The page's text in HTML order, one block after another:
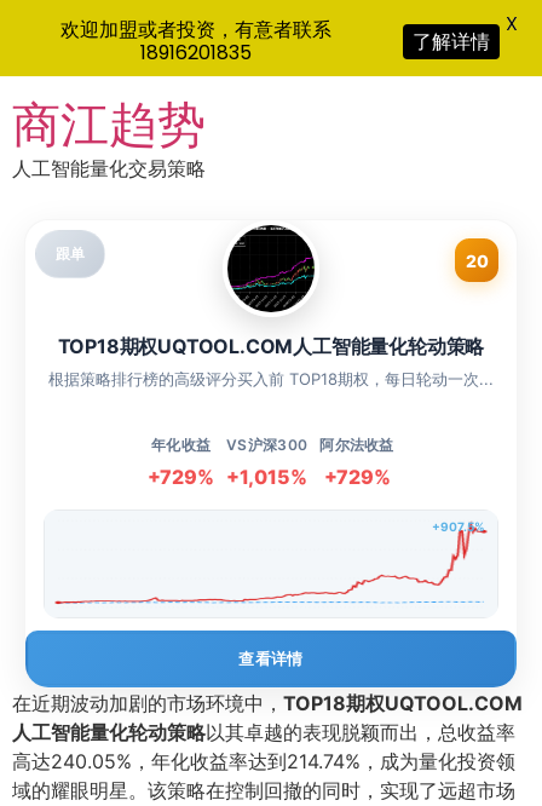
to
content
商江趋势
人工智能量化交易策略
跟单 20
TOP18期权UQTOOL.COM人工智能量化轮动策略
根据策略排行榜的高级评分买入前 TOP18期权，每日轮动一次...
年化收益
+729%
VS沪深300
+1,015%
阿尔法收益
+729%
+907.5%
查看详情
在近期波动加剧的市场环境中， TOP18期权UQTOOL.COM
人工智能量化轮动策略以其卓越的表现脱颖而出，总收益率
高达240.05%，年化收益率达到214.74%，成为量化投资领
域的耀眼明星。该策略在控制回撤的同时，实现了远超市场
欢迎加盟或者投资，有意者联系
18916201835
了解详情
X